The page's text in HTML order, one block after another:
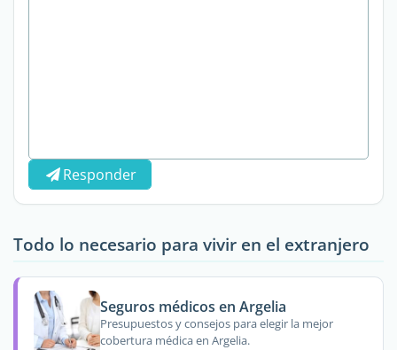
Responder
Todo lo necesario para vivir en el extranjero
Seguros médicos en Argelia
Presupuestos y consejos para elegir la mejor
cobertura médica en Argelia.